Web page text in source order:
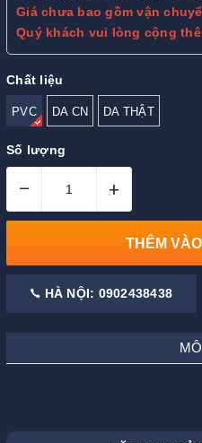
Giá chưa bao gồm vận
Quý khách vui lòng cộng
Chất liệu
PVC DA CN DA THẬT
Số lượng
– +
THÊM
HÀ NỘI: 0902438438